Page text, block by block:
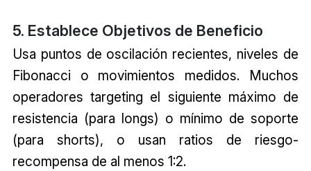
5. Establece Objetivos de Beneficio
Usa puntos de oscilación recientes, niveles de
Fibonacci o movimientos medidos. Muchos
operadores targeting el siguiente máximo de
resistencia (para longs) o mínimo de soporte
(para shorts), o usan ratios de riesgo-
recompensa de al menos 1:2.